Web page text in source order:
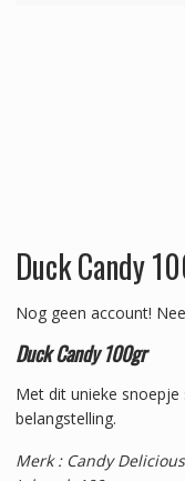
Duck Candy
Nog geen account!
Duck Candy 100gr
Met dit unieke
belangstelling.
Merk : Candy Delicious